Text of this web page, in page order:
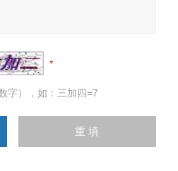
字），如：三加四=7